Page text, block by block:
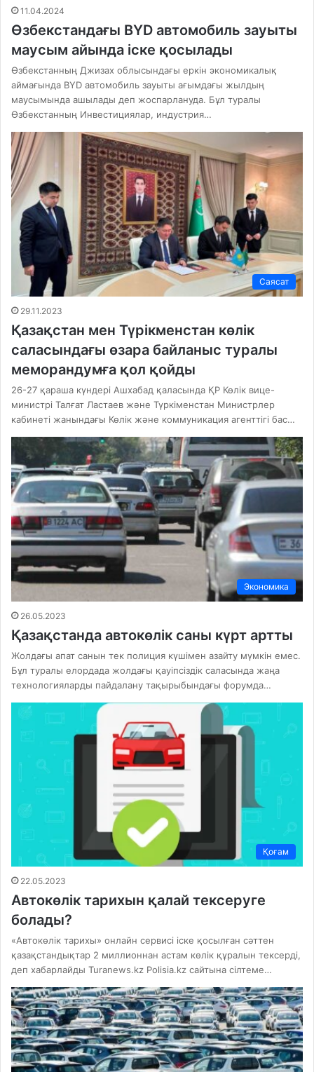
11.04.2024
Өзбекстандағы BYD автомобиль зауыты
маусым айында іске қосылады
Өзбекстанның Джизах облысындағы еркін экономикалық
аймағында BYD автомобиль зауыты ағымдағы жылдың
маусымында ашылады деп жоспарлануда. Бұл туралы
Өзбекстанның Инвестициялар, индустрия…
Саясат
29.11.2023
Қазақстан мен Түрікменстан көлік
саласындағы өзара байланыс туралы
меморандумға қол қойды
26-27 қараша күндері Ашхабад қаласында ҚР Көлік вице-
министрі Талғат Ластаев және Түркіменстан Министрлер
кабинеті жанындағы Көлік және коммуникация агенттігі бас…
Экономика
26.05.2023
Қазақстанда автокөлік саны күрт артты
Жолдағы апат санын тек полиция күшімен азайту мүмкін емес.
Бұл туралы елордада жолдағы қауіпсіздік саласында жаңа
технологияларды пайдалану тақырыбындағы форумда…
Қоғам
22.05.2023
Автокөлік тарихын қалай тексеруге
болады?
«Автокөлік тарихы» онлайн сервисі іске қосылған сәттен
қазақстандықтар 2 миллионнан астам көлік құралын тексерді,
деп хабарлайды Turanews.kz Polisia.kz сайтына сілтеме…